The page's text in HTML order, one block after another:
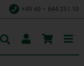
+49 40 – 644 251 10
Toggle
cart